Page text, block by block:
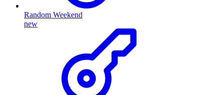
Random Weekend
new